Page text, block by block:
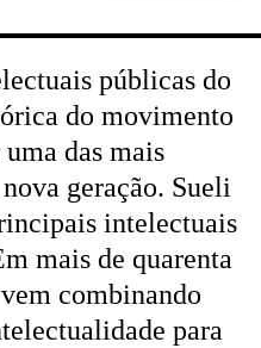
públicas do
do movimento
das mais
geração. Sueli
intelectuais
mais de quarenta
combinando
para